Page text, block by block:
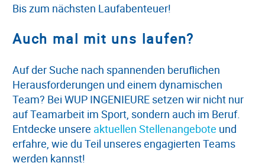
Bis zum nächsten Laufabenteuer!
Auch mal mit uns laufen?
Auf der Suche nach spannenden beruflichen
Herausforderungen und einem dynamischen
Team? Bei WUP INGENIEURE setzen wir nicht nur
auf Teamarbeit im Sport, sondern auch im Beruf.
Entdecke unsere aktuellen Stellenangebote und
erfahre, wie du Teil unseres engagierten Teams
werden kannst!